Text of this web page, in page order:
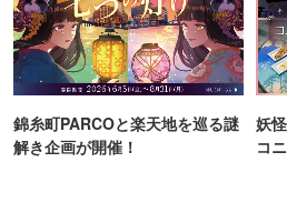
錦糸町PARCOと楽天地を巡る謎
解き企画が開催！
妖
コ